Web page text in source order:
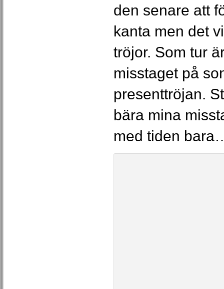
den senare att
kanta men det
tröjor. Som tur
misstaget på
presenttröjan.
bära mina
med tiden